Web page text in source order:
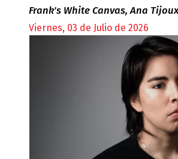
Frank's White Canvas, Ana
Viernes, 03 de Julio de 2026